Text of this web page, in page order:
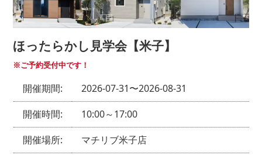
ほったらかし見学会【米子】
※ご予約受付中です！
開催期間:
2026-07-31〜2026-08-31
開催時間:
10:00～17:00
開催場所:
マチリブ米子店